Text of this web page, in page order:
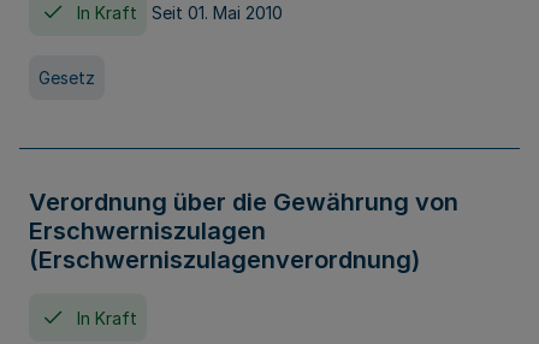
In Kraft Seit 01. Mai 2010
Gesetz
Verordnung über die Gewährung von
Erschwerniszulagen
(Erschwerniszulagenverordnung)
In Kraft